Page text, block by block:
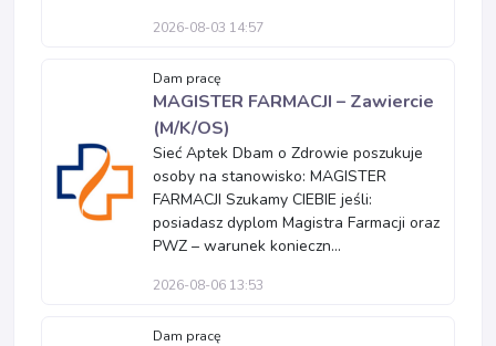
2026-08-03 14:57
Dam pracę
MAGISTER FARMACJI – Zawiercie
(M/K/OS)
Sieć Aptek Dbam o Zdrowie poszukuje
osoby na stanowisko: MAGISTER
FARMACJI Szukamy CIEBIE jeśli:
posiadasz dyplom Magistra Farmacji oraz
PWZ – warunek konieczn...
2026-08-06 13:53
Dam pracę